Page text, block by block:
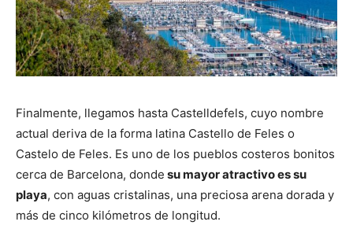
Finalmente, llegamos hasta Castelldefels, cuyo nombre
actual deriva de la forma latina Castello de Feles o
Castelo de Feles. Es uno de los pueblos costeros bonitos
cerca de Barcelona, donde su mayor atractivo es su
playa, con aguas cristalinas, una preciosa arena dorada y
más de cinco kilómetros de longitud.